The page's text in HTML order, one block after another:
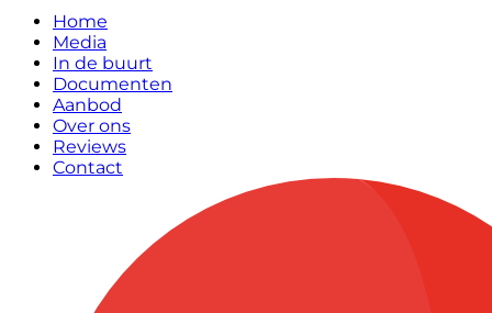
Home
Media
In de buurt
Documenten
Aanbod
Over ons
Reviews
Contact